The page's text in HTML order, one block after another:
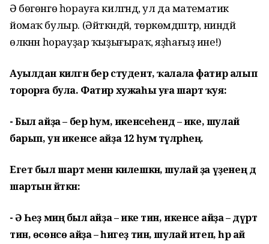
Ә бөгөнгө һорауға килгәндә, ул да математик
йомаҡ булыр. (Әйткәндәй, төркөмдәштәр, ниндәй
өлкәнән һорауҙар ҡыҙығыраҡ, яҙһағыҙ ине!)
Ауылдан килгән бер студент, ҡалала фатир алып
торорға була. Фатир хужаһы уға шарт ҡуя:
- Был айҙа – бер һум, икенсеһендә – ике, шулай
барып, ун икенсе айҙа 12 һум түләрһең.
Егет был шарт менән килешкән, шулай ҙа үҙенең дә
шартын әйткән:
- Ә Һеҙ миңә был айҙа – ике тин, икенсе айҙа – дүрт
тин, өсөнсө айҙа – һигеҙ тин, шулай итеп, һәр ай